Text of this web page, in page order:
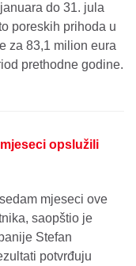
do 31. jula
poreskih prihoda u
za 83,1 milion eura
prethodne godine.
opslužili
mjeseci ove
saopštio je
Stefan
potvrđuju